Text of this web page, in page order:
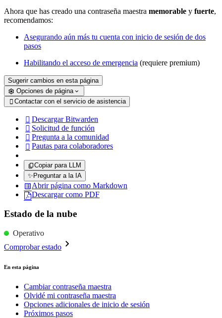
Ahora que has creado una contraseña maestra memorable y fuerte,
recomendamos:
Asegurando aún más tu cuenta con inicio de sesión de dos
pasos
Habilitando el acceso de emergencia (requiere premium)
Sugerir cambios en esta página
Opciones de página
 Contactar con el servicio de asistencia
 Descargar Bitwarden
 Solicitud de función
 Pregunta a la comunidad
 Pautas para colaboradores
Copiar para LLM
✨ Preguntar a la IA
Abrir página como Markdown
Descargar como PDF
Estado de la nube
Operativo
Comprobar estado
En esta página
Cambiar contraseña maestra
Olvidé mi contraseña maestra
Opciones adicionales de inicio de sesión
Próximos pasos